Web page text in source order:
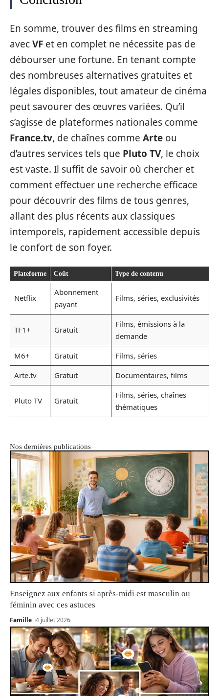
En somme, trouver des films en streaming
avecVF et en complet ne nécessite pas de
débourser une fortune. En tenant compte
des nombreuses alternatives gratuites et
légales disponibles, tout amateur de cinéma
peut savourer des œuvres variées. Qu’il
s’agisse de plateformes nationales comme
France.tv, de chaînes comme Arte ou
d’autres services tels que Pluto TV, le choix
est vaste. Il suffit de savoir où chercher et
comment effectuer une recherche efficace
pour découvrir des films de tous genres,
allant des plus récents aux classiques
intemporels, rapidement accessible depuis
le confort de son foyer.
Plateforme Coût Type de contenu
Netflix
Abonnement
payant
Films, séries, exclusivités
TF1+ Gratuit
Films, émissions à la
demande
M6+
Gratuit
Films, séries
Arte.tv
Gratuit Documentaires, films
Pluto TV Gratuit
Films, séries, chaînes
thématiques
Nos dernières publications
Enseignez aux enfants si après-midi est masculin ou
féminin avec ces astuces
Famille 4 juillet 2026